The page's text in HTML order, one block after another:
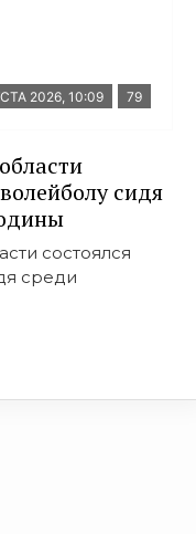
2026, 10:09 79
сидя
состоялся
среди